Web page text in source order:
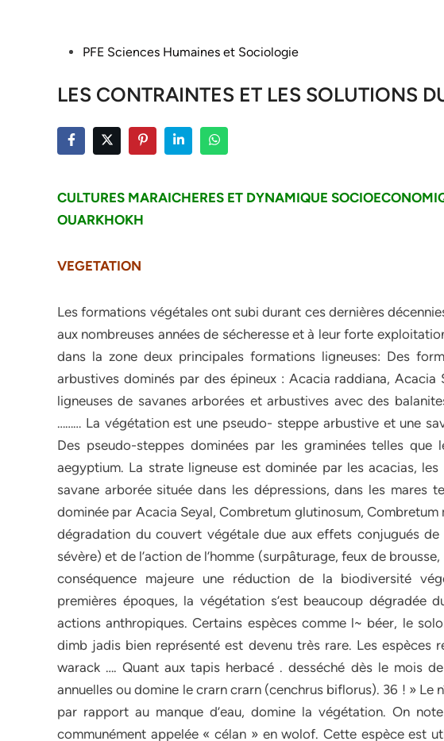
PostedPFE Sciences Humaines et Sociologie
LES CONTRAINTES ET LES SOLUTIONS
CULTURES MARAICHERES ET DYNAMIQUE
OUARKHOKH
VEGETATION
Les formations végétales ont subi durant ces dernières
aux nombreuses années de sécheresse et à leur forte
dans la zone deux principales formations ligneuses: Des
arbustives dominés par des épineux : Acacia raddiana,
ligneuses de savanes arborées et arbustives avec des
……… La végétation est une pseudo- steppe arbustive et une
Des pseudo-steppes dominées par les graminées telles que
aegyptium. La strate ligneuse est dominée par les acacias,
savane arborée située dans les dépressions, dans les mares
dominée par Acacia Seyal, Combretum glutinosum,
dégradation du couvert végétale due aux effets conjugués de
sévère) et de l’action de l’homme (surpâturage, feux de
conséquence majeure une réduction de la biodiversité
premières époques, la végétation s’est beaucoup
actions anthropiques. Certains espèces comme l~ béer, le
dimb jadis bien représenté est devenu très rare. Les espèces
warack …. Quant aux tapis herbacé . desséché dès le mois
annuelles ou domine le crarn crarn (cenchrus biflorus). 36 ! »
par rapport au manque d’eau, domine la végétation. On
communément appelée « célan » en wolof. Cette espèce est